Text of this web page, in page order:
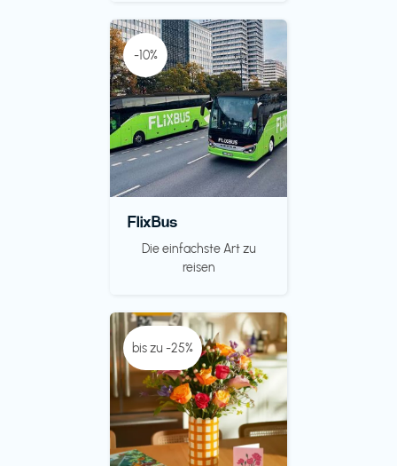
-10%
FlixBus
Die einfachste Art zu
reisen
bis zu -25%